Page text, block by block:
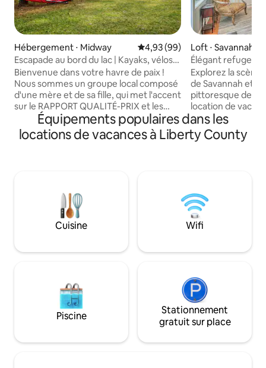
Hébergement ⋅ Midway Évaluation moyenne sur la
4,93 (99)
Escapade au bord du lac | Kayaks, vélos,
foyer !
Bienvenue dans votre havre de paix !
Nous sommes un groupe local composé
d'une mère et de sa fille, qui met l'accent
sur le RAPPORT QUALITÉ-PRIX et les
souvenirs ! PAS de frais de ménage !
Cuisine entièrement équipée et
buanderie approvisionnée. Deux
amis une journée de kayak, une soirée
autour du foyer et une promenade
autour du lac ! Cette Casita est pour les
souvenirs et le confort ! Les voyageurs
réduction de 10 % – il suffit de nous
Loft ⋅ Savannah
Élégant refuge à
privé
Explorez la
de Savannah et
pittoresque
location de
Island.
couples ou
solo, la propriété
Après des
dans Forsyth
boutiques du
visite à vos
jardin ombragé
Équipements populaires dans les
locations de vacances à Liberty County
Cuisine Wifi
Piscine
Stationnement
gratuit sur place